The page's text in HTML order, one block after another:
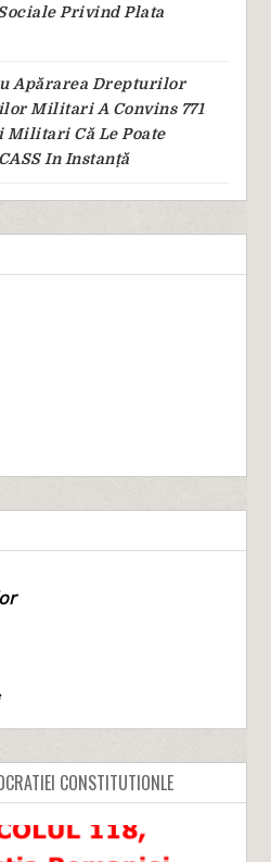
Privind Plata
Apărarea Drepturilor
Militari A Convins 771
Militari Că Le Poate
In Instanță
CONSTITUTIONLE